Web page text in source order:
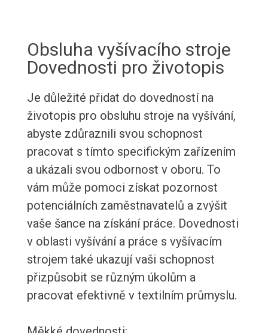
Obsluha vyšívacího stroje
Dovednosti pro životopis
Je důležité přidat do dovedností na
životopis pro obsluhu stroje na vyšívání,
abyste zdůraznili svou schopnost
pracovat s tímto specifickým zařízením
a ukázali svou odbornost v oboru. To
vám může pomoci získat pozornost
potenciálních zaměstnavatelů a zvýšit
vaše šance na získání práce. Dovednosti
v oblasti vyšívání a práce s vyšívacím
strojem také ukazují vaši schopnost
přizpůsobit se různým úkolům a
pracovat efektivně v textilním průmyslu.